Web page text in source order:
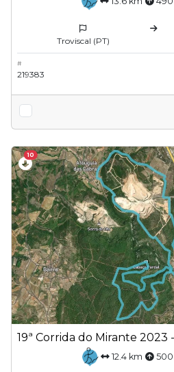
Troviscal (PT)
#
219383
10
19ª Corrida do Mirante 2023
12.4 km 500